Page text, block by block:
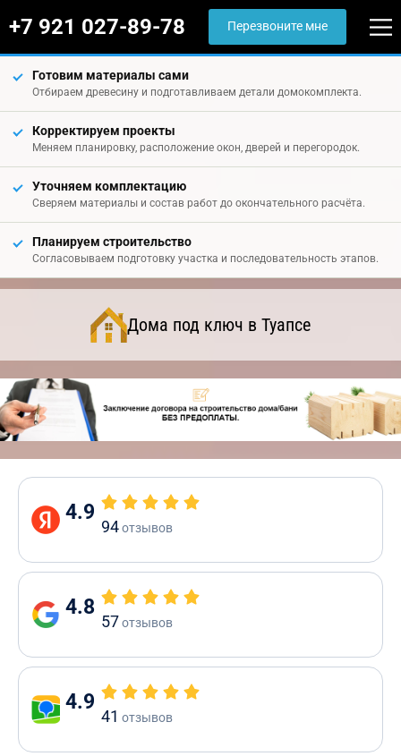
+7 921 027-89-78 Перезвоните мне
Готовим материалы сами
Отбираем древесину и подготавливаем детали домокомплекта.
Корректируем проекты
Меняем планировку, расположение окон, дверей и перегородок.
Уточняем комплектацию
Сверяем материалы и состав работ до окончательного расчёта.
Планируем строительство
Согласовываем подготовку участка и последовательность этапов.
Дома под ключ в Туапсе
4.9
94отзывов
4.8
57отзывов
4.9
41 отзывов